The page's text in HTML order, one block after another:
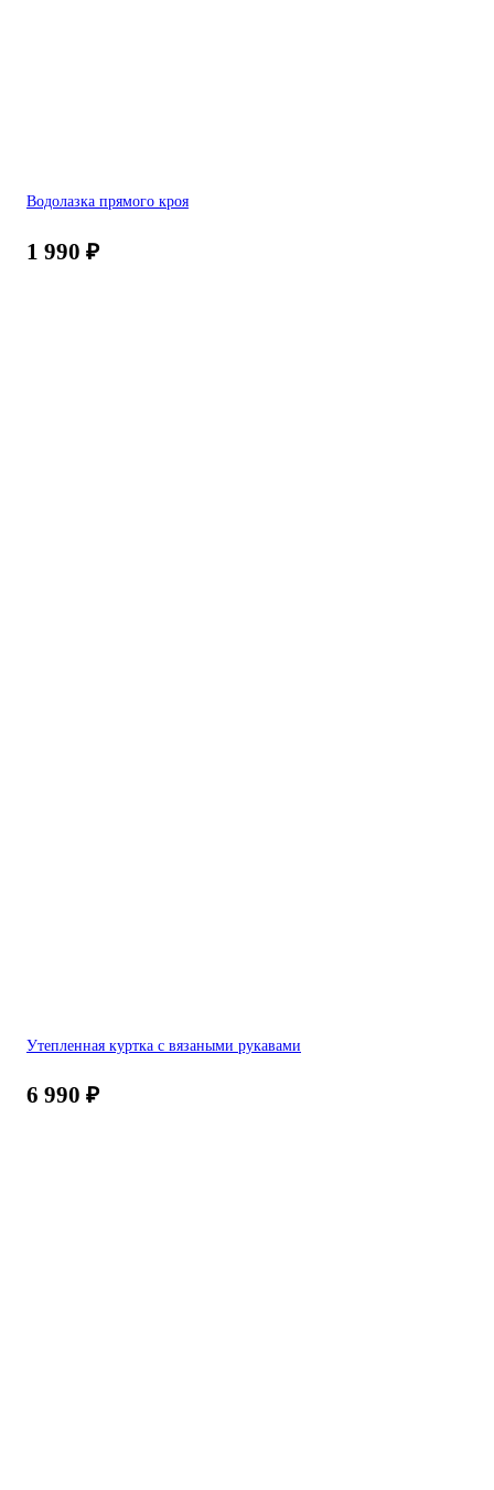
Водолазка прямого кроя
1 990 ₽
Утепленная куртка с вязаными рукавами
6 990 ₽